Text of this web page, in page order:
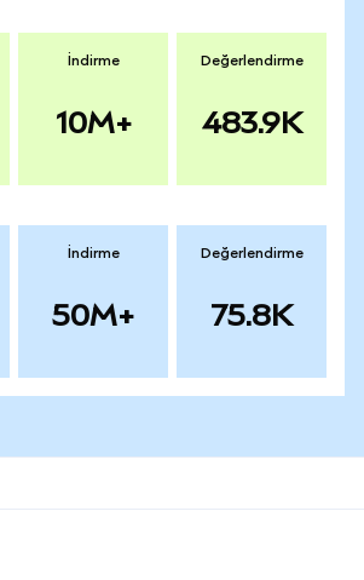
İndirme
10M+
Değerlendirme
483.9K
İndirme
50M+
Değerlendirme
75.8K